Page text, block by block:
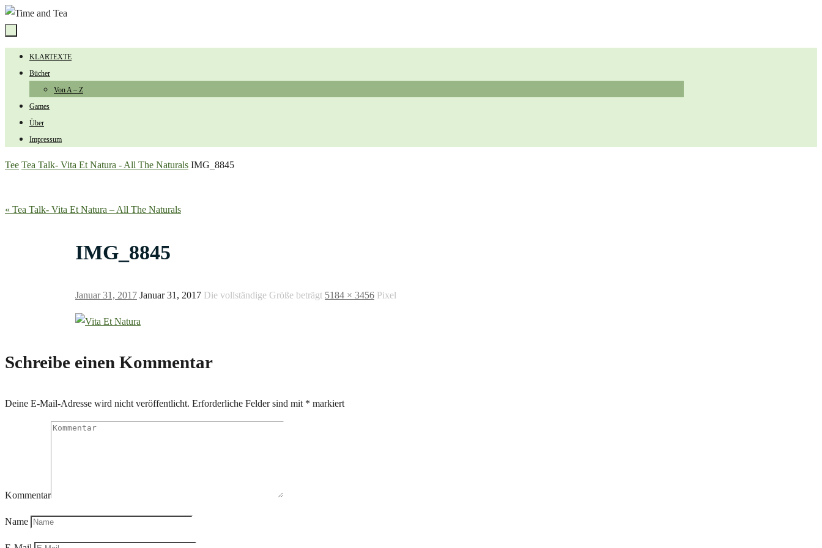
Zum
springen
Zum
Inhalt
KLARTEXTE
Bücher
Von A – Z
Games
Über
Impressum
Start
Tee Tea Talk- Vita Et Natura - All The Naturals IMG_8845
« Tea Talk- Vita Et Natura – All The Naturals
IMG_8845
Januar 31, 2017 Januar 31, 2017 Die vollständige Größe beträgt 5184 × 3456 Pixel
Schreibe einen Kommentar
Deine E-Mail-Adresse wird nicht veröffentlicht. Erforderliche Felder sind mit * markiert
Kommentar
Name